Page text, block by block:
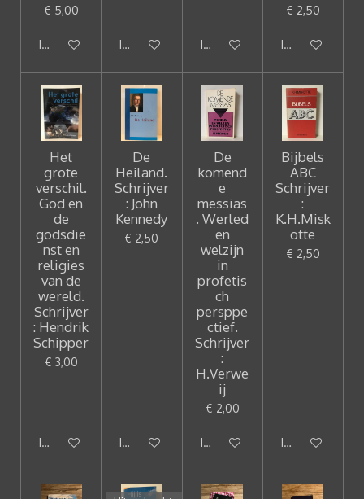
€ 5,00
In winkelwagenIn winkelwagenIn winkelwagen
€ 2,50
In winkelwagen
Het
grote
verschil.
God en
de
godsdie
nst en
religies
van de
wereld.
Schrijver
: Hendrik
Schipper
€ 3,00
In winkelwagen
De
Heiland.
Schrijver
: John
Kennedy
€ 2,50
In winkelwagen
De
komend
e
messias
. Werled
en
welzijn
in
profetis
ch
persppe
ctief.
Schrijver
:
H.Verwe
ij
€ 2,00
In winkelwagen
Bijbels
ABC
Schrijver
:
K.H.Misk
otte
€ 2,50
In winkelwagen